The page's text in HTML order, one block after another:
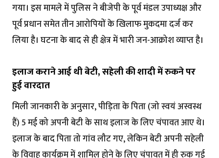
गया। इस मामले में पुलिस ने बीजेपी के पूर्व मंडल उपाध्यक्ष और
पूर्व प्रधान समेत तीन आरोपियों के खिलाफ मुकदमा दर्ज कर
लिया है। घटना के बाद से ही क्षेत्र में भारी जन-आक्रोश व्याप्त है।
इलाज कराने आई थी बेटी, सहेली की शादी में रुकने पर
हुई वारदात
मिली जानकारी के अनुसार, पीड़िता के पिता (जो स्वयं अस्वस्थ
हैं) 5 मई को अपनी बेटी के साथ इलाज के लिए चंपावत आए थे।
इलाज के बाद पिता तो गांव लौट गए, लेकिन बेटी अपनी सहेली